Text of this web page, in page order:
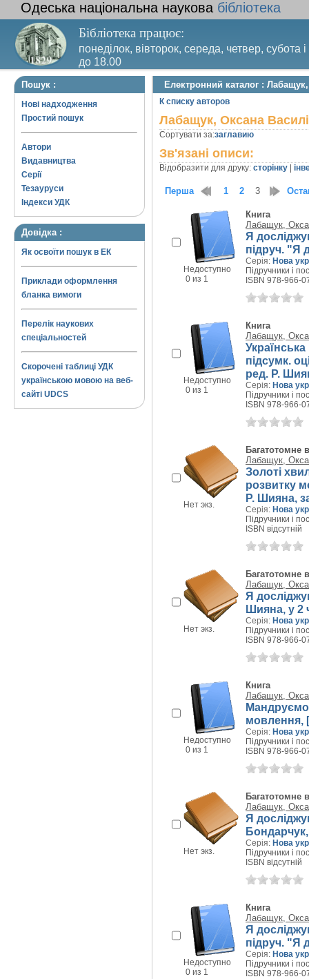
Одеська національна наукова бібліотека
Бібліотека працює:
понеділок, вівторок, середа, четвер, субота
до 18.00
Вихідний день – п’ятниця. Останній четвер
Пошук :
Нові надходження
Простий пошук
Автори
Видавництва
Серії
Тезауруси
Індекси УДК
Довідка :
Як освоїти пошук в ЕК
Приклади оформлення
бланка вимоги
Перелік наукових
спеціальностей
Скорочені таблиці УДК
українською мовою на веб-
сайті UDCS
Електронний каталог :
К списку авторов
Лабащук, Оксана
Сортувати за:заглавию
Зв'язані описи:
Відобразити для друку: сторінку
Перша 1 2 3
Недоступно
0 из 1
Книга
Лабащук,
Я
підруч. "Я
Серія: Нова
Підручники і
ISBN 978-966-
Недоступно
0 из 1
Книга
Лабащук,
підсумк.
ред. Р.
Серія: Нова
Підручники і
ISBN 978-966-
Нет экз.
Багатотомне
Лабащук,
Золоті
розвитку
Р. Шияна,
Серія: Нова
Підручники і
ISBN відсутній
Нет экз.
Багатотомне
Лабащук,
Я
Шияна, у 2
Серія: Нова
Підручники і
ISBN 978-966-
Недоступно
0 из 1
Книга
Лабащук,
Мандруємо
мовлення,
Серія: Нова
Підручники і
ISBN 978-966-
Нет экз.
Багатотомне
Лабащук,
Я
Бондарчук,
Серія: Нова
Підручники і
ISBN відсутній
Недоступно
0 из 1
Книга
Лабащук,
Я
підруч. "Я
Серія: Нова
Підручники і
ISBN 978-966-